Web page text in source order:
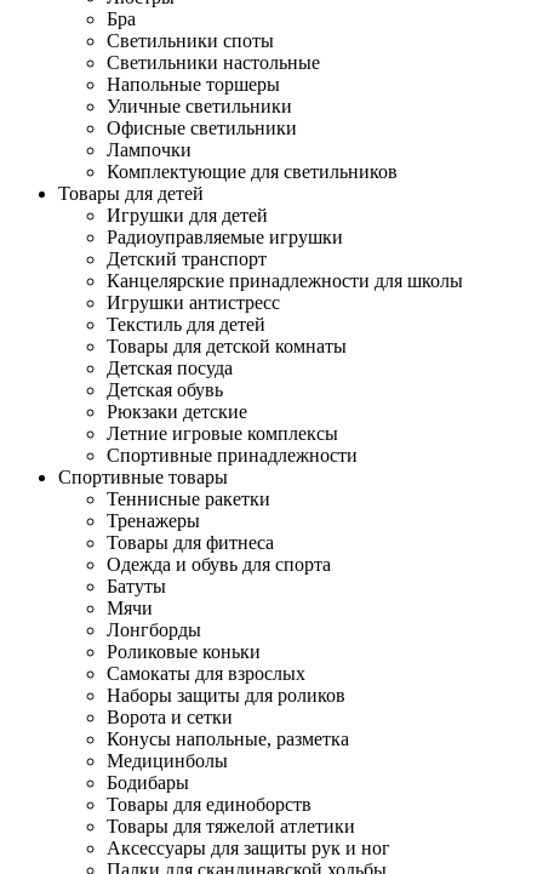
Бра
Светильники споты
Светильники настольные
Напольные торшеры
Уличные светильники
Офисные светильники
Лампочки
Комплектующие для светильников
Товары для детей
Игрушки для детей
Радиоуправляемые игрушки
Детский транспорт
Канцелярские принадлежности для школы
Игрушки антистресс
Текстиль для детей
Товары для детской комнаты
Детская посуда
Детская обувь
Рюкзаки детские
Летние игровые комплексы
Спортивные принадлежности
Спортивные товары
Теннисные ракетки
Тренажеры
Товары для фитнеса
Одежда и обувь для спорта
Батуты
Мячи
Лонгборды
Роликовые коньки
Самокаты для взрослых
Наборы защиты для роликов
Ворота и сетки
Конусы напольные, разметка
Медицинболы
Бодибары
Товары для единоборств
Товары для тяжелой атлетики
Аксессуары для защиты рук и ног
Палки для скандинавской ходьбы